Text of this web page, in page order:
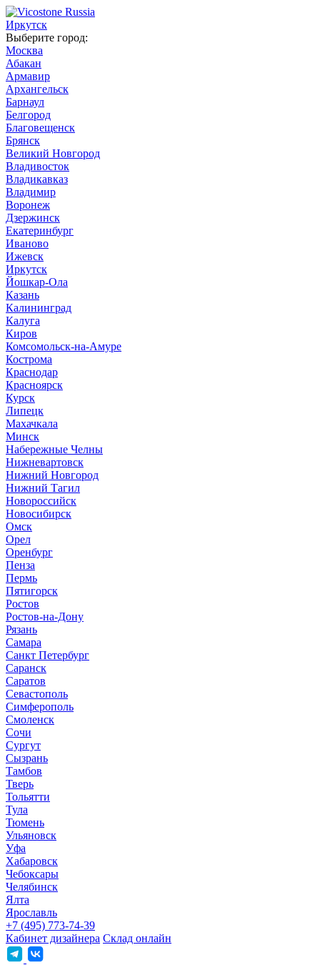
Иркутск
Выберите город:
Москва
Абакан
Армавир
Архангельск
Барнаул
Белгород
Благовещенск
Брянск
Великий Новгород
Владивосток
Владикавказ
Владимир
Воронеж
Дзержинск
Екатеринбург
Иваново
Ижевск
Иркутск
Йошкар-Ола
Казань
Калининград
Калуга
Киров
Комсомольск-на-Амуре
Кострома
Краснодар
Красноярск
Курск
Липецк
Махачкала
Минск
Набережные Челны
Нижневартовск
Нижний Новгород
Нижний Тагил
Новороссийск
Новосибирск
Омск
Орел
Оренбург
Пенза
Пермь
Пятигорск
Ростов
Ростов-на-Дону
Рязань
Самара
Санкт Петербург
Саранск
Саратов
Севастополь
Симферополь
Смоленск
Сочи
Сургут
Сызрань
Тамбов
Тверь
Тольятти
Тула
Тюмень
Ульяновск
Уфа
Хабаровск
Чебоксары
Челябинск
Ялта
Ярославль
+7 (495) 773-74-39
Кабинет дизайнера Склад онлайн